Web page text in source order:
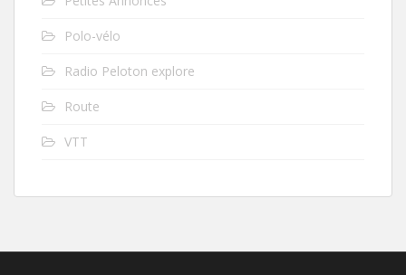
Polo-vélo
Radio Peloton explore
Route
VTT